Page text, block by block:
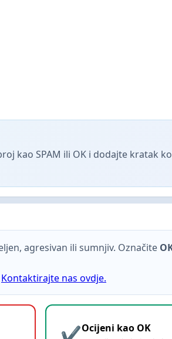
kao SPAM ili OK i dodajte kratak
agresivan ili sumnjiv. Označite
Kontaktirajte nas ovdje.
Ocijeni kao OK